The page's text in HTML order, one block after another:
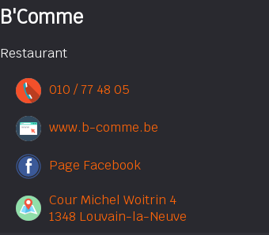
B'Comme
Restaurant
010 / 77 48 05
www.b-comme.be
Page Facebook
Cour Michel Woitrin 4
1348 Louvain-la-Neuve